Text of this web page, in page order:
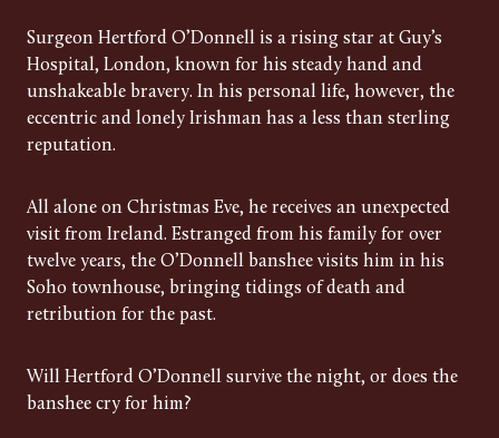
Surgeon Hertford O’Donnell is a rising star at Guy’s
Hospital, London, known for his steady hand and
unshakeable bravery. In his personal life, however, the
eccentric and lonely Irishman has a less than sterling
reputation.
All alone on Christmas Eve, he receives an unexpected
visit from Ireland. Estranged from his family for over
twelve years, the O’Donnell banshee visits him in his
Soho townhouse, bringing tidings of death and
retribution for the past.
Will Hertford O’Donnell survive the night, or does the
banshee cry for him?